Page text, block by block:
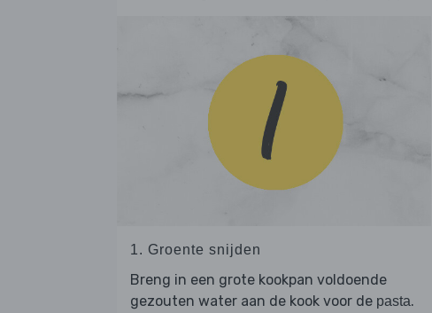
1. Groente snijden
Breng in een grote kookpan voldoende
gezouten water aan de kook voor de pasta.